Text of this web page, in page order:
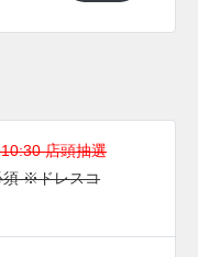
店頭抽選
※ドレスコ